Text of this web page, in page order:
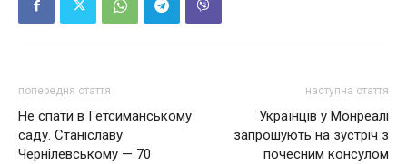
попередня стаття
Не спати в Гетсиманському
саду. Станіславу
Чернілевському — 70
наступна стаття
Українців у Монреалі
запрошують на зустріч з
почесним консулом